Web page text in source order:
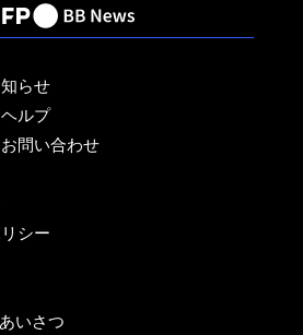
らせ
ルプ
問い合わせ
シー
いさつ